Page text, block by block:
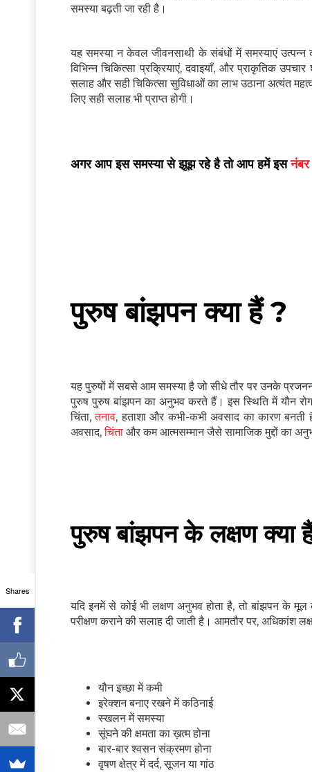
समस्या बढ़ती जा रही है।
यह समस्या न केवल जीवनसाथी के संबंधों में समस्याएं उत्पन्न
विभिन्न चिकित्सा प्रक्रियाएं, दवाइयाँ, और प्राकृतिक
सलाह और सही चिकित्सा सुविधाओं का लाभ उठाना अत्यंत
लिए सही सलाह भी प्राप्त होगी।
अगर आप इस समस्या से झूझ रहे है तो आप हमें इस
पुरुष बांझपन क्या हैं ?
यह पुरुषों में सबसे आम समस्या है जो सीधे तौर पर उनके
पुरुष पुरुष बांझपन का अनुभव करते हैं। इस स्थिति में यौन रोग
चिंता,तनाव, हताशा और कभी-कभी अवसाद का कारण बनती
अवसाद,चिंता और कम आत्मसम्मान जैसे सामाजिक मुद्दों का
पुरुष बांझपन के लक्षण क्या
यदि इनमें से कोई भी लक्षण अनुभव होता है, तो बांझपन के
परीक्षण कराने की सलाह दी जाती है। आमतौर पर, अधिकांश
यौन इच्छा में कमी
इरेक्शन बनाए रखने में कठिनाई
स्खलन में समस्या
सूंघने की क्षमता का ख़त्म होना
बार-बार श्वसन संक्रमण होना
वृषण क्षेत्र में दर्द, सूजन या गांठ
Shares